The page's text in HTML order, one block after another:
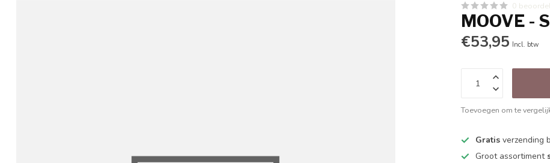
0
MOOVE -
€53,95 Incl. btw
Toevoegen om te
Gratis verzending
Groot assortiment